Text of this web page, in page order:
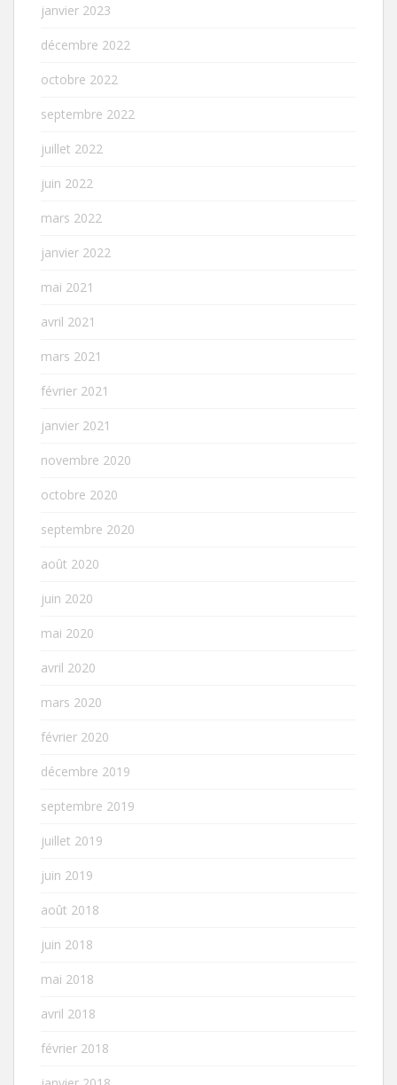
janvier 2023
décembre 2022
octobre 2022
septembre 2022
juillet 2022
juin 2022
mars 2022
janvier 2022
mai 2021
avril 2021
mars 2021
février 2021
janvier 2021
novembre 2020
octobre 2020
septembre 2020
août 2020
juin 2020
mai 2020
avril 2020
mars 2020
février 2020
décembre 2019
septembre 2019
juillet 2019
juin 2019
août 2018
juin 2018
mai 2018
avril 2018
février 2018